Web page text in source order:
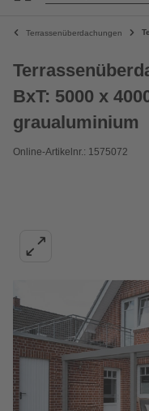
Terrassenüberdachungen
BxT: 5000 x
graualuminium
Online-Artikelnr.: 1575072